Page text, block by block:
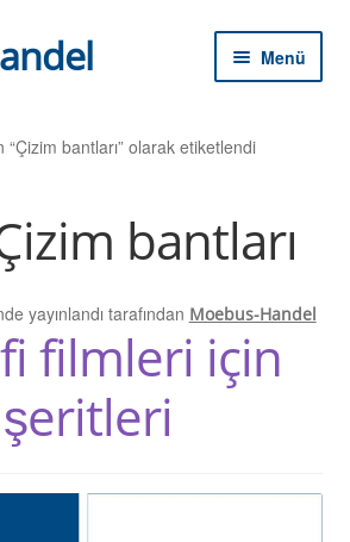
Menü
“Çizim bantları” olarak etiketlendi
bantları
yayınlandı tarafından Moebus-Handel
filmleri için